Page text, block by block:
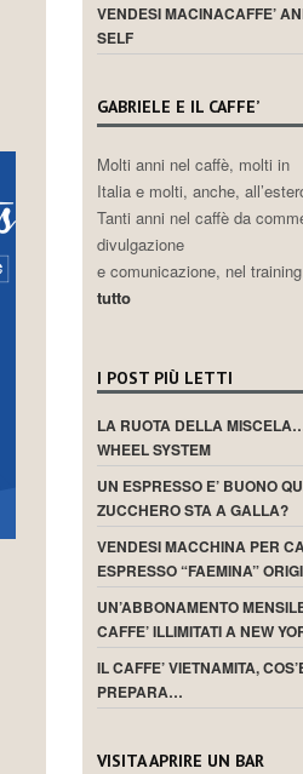
VENDESI MACINACAFFE’
SELF
GABRIELE E IL CAFFE’
Molti anni nel caffè, molti in
Italia e molti, anche,
Tanti anni nel caffè da
divulgazione
e comunicazione, nel
tutto
I POST PIÙ LETTI
LA RUOTA DELLA
WHEEL SYSTEM
UN ESPRESSO E’ BUONO
ZUCCHERO STA A GALLA?
VENDESI MACCHINA PER
ESPRESSO “FAEMINA”
UN’ABBONAMENTO
CAFFE’ ILLIMITATI A NEW
IL CAFFE’ VIETNAMITA,
PREPARA…
VISITA APRIRE UN BAR